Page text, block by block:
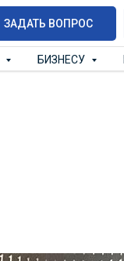
ЗАДАТЬ ВОПРОС
БИЗНЕСУ